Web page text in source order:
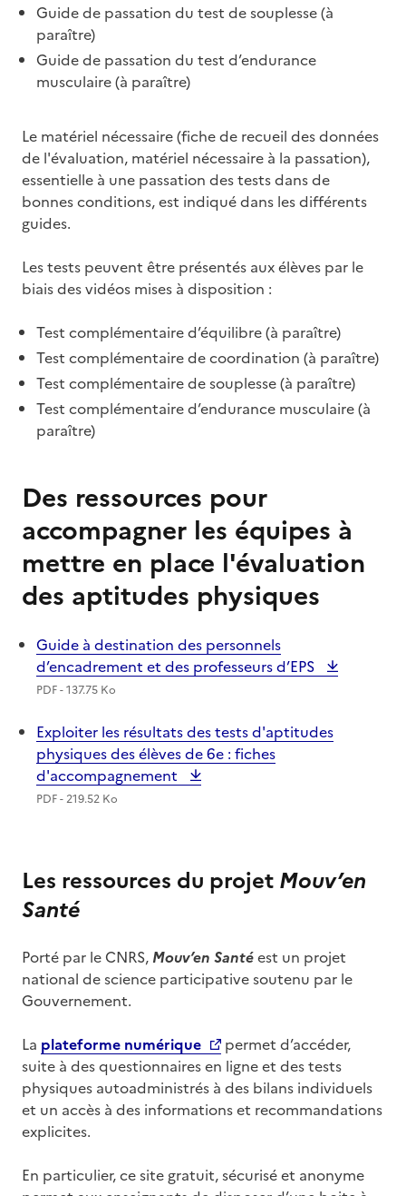
Guide de passation du test de souplesse (à
paraître)
Guide de passation du test d’endurance
musculaire (à paraître)
Le matériel nécessaire (fiche de recueil des données
de l'évaluation, matériel nécessaire à la passation),
essentielle à une passation des tests dans de
bonnes conditions, est indiqué dans les différents
guides.
Les tests peuvent être présentés aux élèves par le
biais des vidéos mises à disposition :
Test complémentaire d’équilibre (à paraître)
Test complémentaire de coordination (à paraître)
Test complémentaire de souplesse (à paraître)
Test complémentaire d’endurance musculaire (à
paraître)
Des ressources pour
accompagner les équipes à
mettre en place l'évaluation
des aptitudes physiques
Guide à destination des personnels
d’encadrement et des professeurs d’EPS
PDF - 137.75 Ko
Exploiter les résultats des tests d'aptitudes
physiques des élèves de 6e : fiches
d'accompagnement
PDF - 219.52 Ko
Les ressources du projetMouv’en
Santé
Porté par le CNRS, Mouv’en Santéest un projet
national de science participative soutenu par le
Gouvernement.
La plateforme numérique
permet d’accéder,
suite à des questionnaires en ligne et des tests
physiques autoadministrés à des bilans individuels
et un accès à des informations et recommandations
explicites.
En particulier, ce site gratuit, sécurisé et anonyme